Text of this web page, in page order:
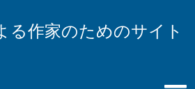
る作家のためのサイト